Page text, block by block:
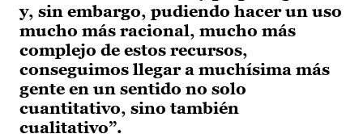
y, sin embargo, pudiendo hacer un uso
mucho más racional, mucho más
complejo de estos recursos,
conseguimos llegar a muchísima más
gente en un sentido no solo
cuantitativo, sino también
cualitativo”.